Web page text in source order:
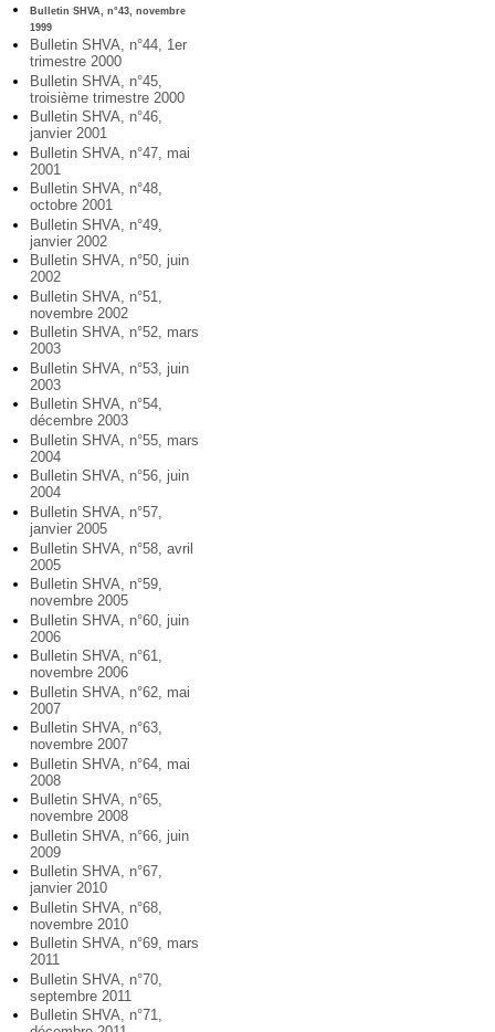
Bulletin SHVA, n°43, novembre
1999
Bulletin SHVA, n°44, 1er
trimestre 2000
Bulletin SHVA, n°45,
troisième trimestre 2000
Bulletin SHVA, n°46,
janvier 2001
Bulletin SHVA, n°47, mai
2001
Bulletin SHVA, n°48,
octobre 2001
Bulletin SHVA, n°49,
janvier 2002
Bulletin SHVA, n°50, juin
2002
Bulletin SHVA, n°51,
novembre 2002
Bulletin SHVA, n°52, mars
2003
Bulletin SHVA, n°53, juin
2003
Bulletin SHVA, n°54,
décembre 2003
Bulletin SHVA, n°55, mars
2004
Bulletin SHVA, n°56, juin
2004
Bulletin SHVA, n°57,
janvier 2005
Bulletin SHVA, n°58, avril
2005
Bulletin SHVA, n°59,
novembre 2005
Bulletin SHVA, n°60, juin
2006
Bulletin SHVA, n°61,
novembre 2006
Bulletin SHVA, n°62, mai
2007
Bulletin SHVA, n°63,
novembre 2007
Bulletin SHVA, n°64, mai
2008
Bulletin SHVA, n°65,
novembre 2008
Bulletin SHVA, n°66, juin
2009
Bulletin SHVA, n°67,
janvier 2010
Bulletin SHVA, n°68,
novembre 2010
Bulletin SHVA, n°69, mars
2011
Bulletin SHVA, n°70,
septembre 2011
Bulletin SHVA, n°71,